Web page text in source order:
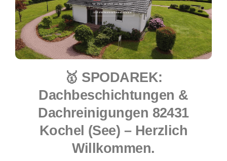
🥇 SPODAREK:
Dachbeschichtungen &
Dachreinigungen 82431
Kochel (See) – Herzlich
Willkommen.